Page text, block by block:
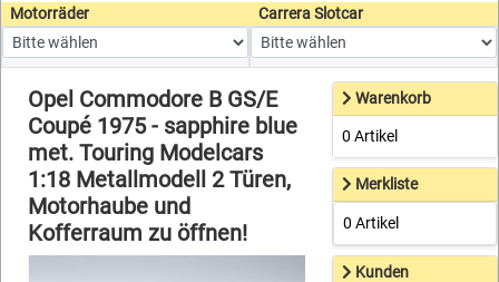
Motorräder Carrera Slotcar
Opel Commodore B GS/E
Coupé 1975 - sapphire blue
met. Touring Modelcars
1:18 Metallmodell 2 Türen,
Motorhaube und
Kofferraum zu öffnen!
Warenkorb
0 Artikel
Merkliste
0 Artikel
Kunden